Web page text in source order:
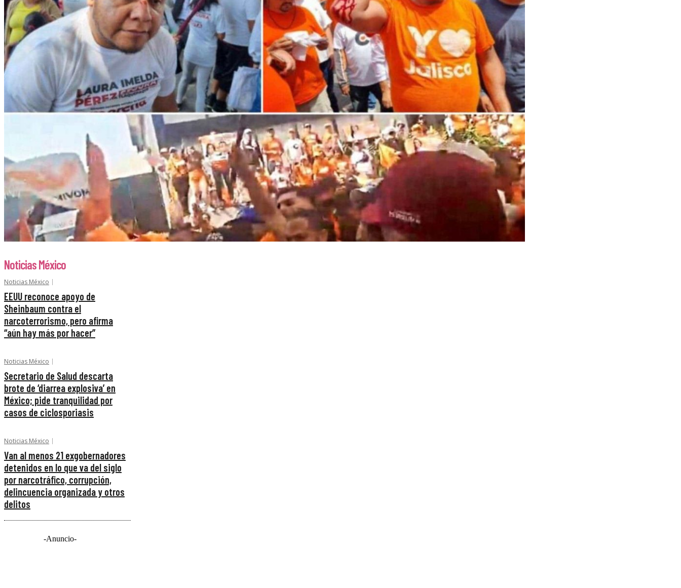
Noticias México
Noticias México
EEUU reconoce apoyo de
Sheinbaum contra el
narcoterrorismo, pero afirma
“aún hay más por hacer”
Noticias México
Secretario de Salud descarta
brote de ‘diarrea explosiva’ en
México; pide tranquilidad por
casos de ciclosporiasis
Noticias México
Van al menos 21 exgobernadores
detenidos en lo que va del siglo
por narcotráfico, corrupción,
delincuencia organizada y otros
delitos
-Anuncio-